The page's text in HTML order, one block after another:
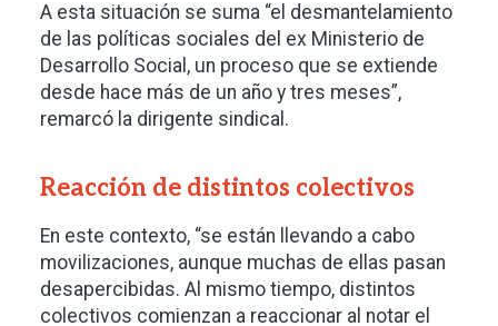
A esta situación se suma “el desmantelamiento
de las políticas sociales del ex Ministerio de
Desarrollo Social, un proceso que se extiende
desde hace más de un año y tres meses”,
remarcó la dirigente sindical.
Reacción de distintos colectivos
En este contexto, “se están llevando a cabo
movilizaciones, aunque muchas de ellas pasan
desapercibidas. Al mismo tiempo, distintos
colectivos comienzan a reaccionar al notar el